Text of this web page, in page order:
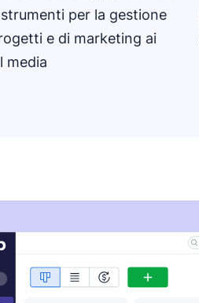
per la gestione
e di marketing ai
media